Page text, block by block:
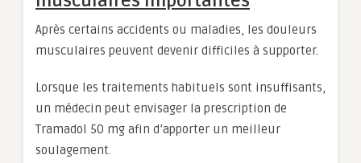
Après certains accidents ou maladies, les douleurs
musculaires peuvent devenir difficiles à supporter.
Lorsque les traitements habituels sont insuffisants,
un médecin peut envisager la prescription de
Tramadol 50 mg afin d’apporter un meilleur
soulagement.